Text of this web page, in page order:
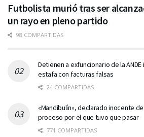
Futbolista murió tras ser
un rayo en pleno partido
98 COMPARTIDAS
Detienen a exfuncionario de la
estafa con facturas falsas
24 COMPARTIDAS
«Mandibulín», declarado inocente
proceso por el que tuvo que pasar
771 COMPARTIDAS